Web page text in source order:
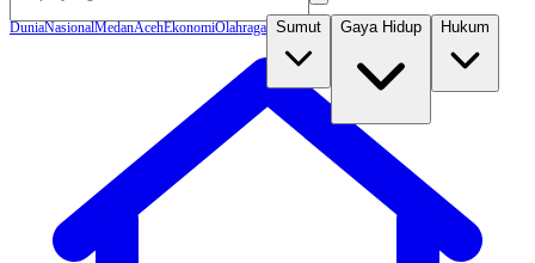
DuniaNasionalMedanAcehEkonomiOlahraga Sumut Gaya Hidup Hukum